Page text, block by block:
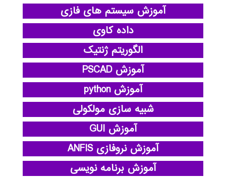
آموزش سیستم های فازی
داده کاوی
الگوریتم ژنتیک
آموزش PSCAD
آموزش python
شبیه سازی مولکولی
آموزش GUI
آموزش نروفازی ANFIS
آموزش برنامه نویسی